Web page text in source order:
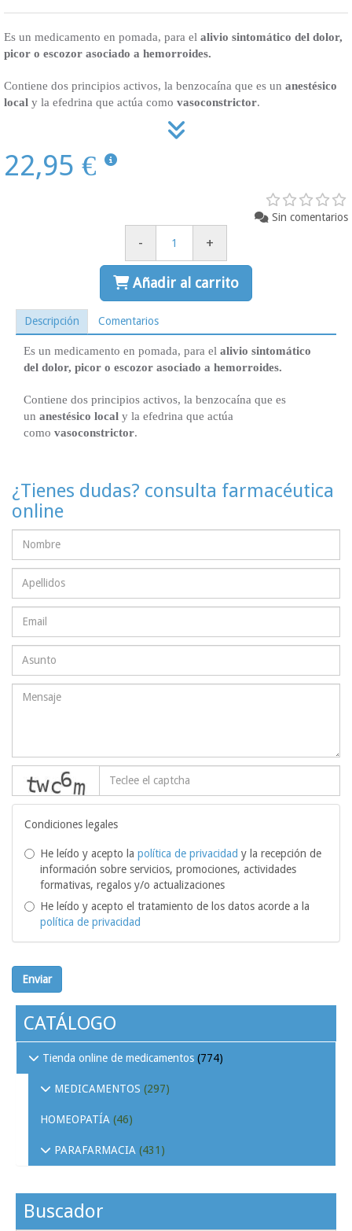
Es un medicamento en pomada, para el alivio sintomático del dolor,
picor o escozor asociado a hemorroides.
Contiene dos principios activos, la benzocaína que es un anestésico
local y la efedrina que actúa como vasoconstrictor.
22,95 €
Sin comentarios
- +
Añadir al carrito
Descripción Comentarios
Es un medicamento en pomada, para el alivio sintomático
del dolor, picor o escozor asociado a hemorroides.
Contiene dos principios activos, la benzocaína que es
un anestésico local y la efedrina que actúa
como vasoconstrictor.
¿Tienes dudas? consulta farmacéutica
online
Condiciones legales
He leído y acepto la política de privacidad y la recepción de
información sobre servicios, promociones, actividades
formativas, regalos y/o actualizaciones
He leído y acepto el tratamiento de los datos acorde a la
política de privacidad
Enviar
CATÁLOGO
Tienda online de medicamentos (774)
MEDICAMENTOS (297)
HOMEOPATÍA (46)
PARAFARMACIA (431)
Buscador